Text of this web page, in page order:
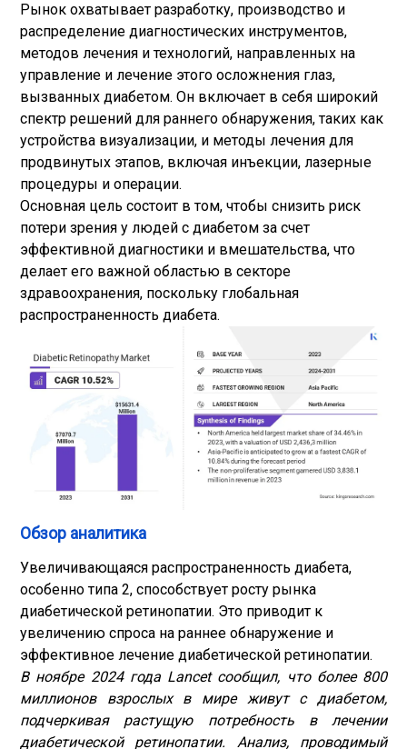
Рынок охватывает разработку, производство и
распределение диагностических инструментов,
методов лечения и технологий, направленных на
управление и лечение этого осложнения глаз,
вызванных диабетом. Он включает в себя широкий
спектр решений для раннего обнаружения, таких как
устройства визуализации, и методы лечения для
продвинутых этапов, включая инъекции, лазерные
процедуры и операции.
Основная цель состоит в том, чтобы снизить риск
потери зрения у людей с диабетом за счет
эффективной диагностики и вмешательства, что
делает его важной областью в секторе
здравоохранения, поскольку глобальная
распространенность диабета.
Обзор аналитика
Увеличивающаяся распространенность диабета,
особенно типа 2, способствует росту рынка
диабетической ретинопатии. Это приводит к
увеличению спроса на раннее обнаружение и
эффективное лечение диабетической ретинопатии.
В ноябре 2024 года Lancet сообщил, что более 800
миллионов взрослых в мире живут с диабетом,
подчеркивая растущую потребность в лечении
диабетической ретинопатии. Анализ, проводимый